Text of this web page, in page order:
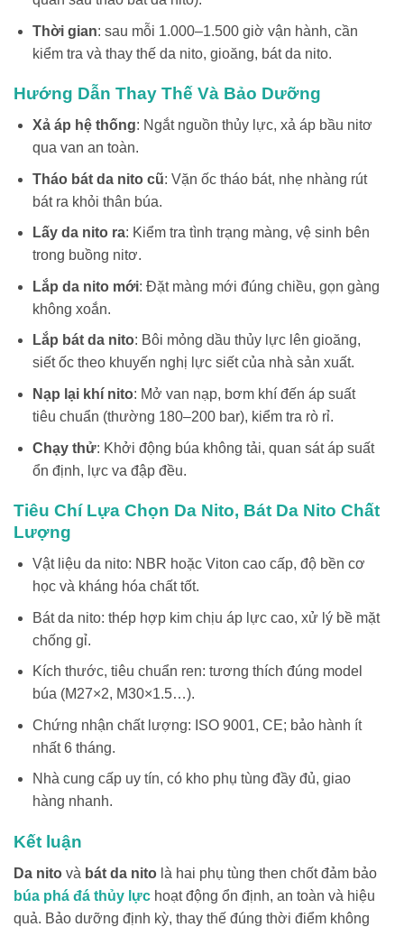
Thời gian: sau mỗi 1.000–1.500 giờ vận hành, cần
kiểm tra và thay thế da nito, gioăng, bát da nito.
Hướng Dẫn Thay Thế Và Bảo Dưỡng
Xả áp hệ thống: Ngắt nguồn thủy lực, xả áp bầu nitơ
qua van an toàn.
Tháo bát da nito cũ: Vặn ốc tháo bát, nhẹ nhàng rút
bát ra khỏi thân búa.
Lấy da nito ra: Kiểm tra tình trạng màng, vệ sinh bên
trong buồng nitơ.
Lắp da nito mới: Đặt màng mới đúng chiều, gọn gàng
không xoắn.
Lắp bát da nito: Bôi mỏng dầu thủy lực lên gioăng,
siết ốc theo khuyến nghị lực siết của nhà sản xuất.
Nạp lại khí nito: Mở van nạp, bơm khí đến áp suất
tiêu chuẩn (thường 180–200 bar), kiểm tra rò rỉ.
Chạy thử: Khởi động búa không tải, quan sát áp suất
ổn định, lực va đập đều.
Tiêu Chí Lựa Chọn Da Nito, Bát Da Nito Chất
Lượng
Vật liệu da nito: NBR hoặc Viton cao cấp, độ bền cơ
học và kháng hóa chất tốt.
Bát da nito: thép hợp kim chịu áp lực cao, xử lý bề mặt
chống gỉ.
Kích thước, tiêu chuẩn ren: tương thích đúng model
búa (M27×2, M30×1.5…).
Chứng nhận chất lượng: ISO 9001, CE; bảo hành ít
nhất 6 tháng.
Nhà cung cấp uy tín, có kho phụ tùng đầy đủ, giao
hàng nhanh.
Kết luận
Da nito và bát da nito là hai phụ tùng then chốt đảm bảo
búa phá đá thủy lực hoạt động ổn định, an toàn và hiệu
quả. Bảo dưỡng định kỳ, thay thế đúng thời điểm không